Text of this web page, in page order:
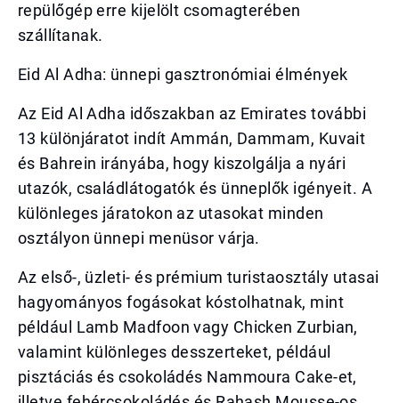
repülőgép erre kijelölt csomagterében
szállítanak.
Eid Al Adha: ünnepi gasztronómiai élmények
Az Eid Al Adha időszakban az Emirates további
13 különjáratot indít Ammán, Dammam, Kuvait
és Bahrein irányába, hogy kiszolgálja a nyári
utazók, családlátogatók és ünneplők igényeit. A
különleges járatokon az utasokat minden
osztályon ünnepi menüsor várja.
Az első-, üzleti- és prémium turistaosztály utasai
hagyományos fogásokat kóstolhatnak, mint
például Lamb Madfoon vagy Chicken Zurbian,
valamint különleges desszerteket, például
pisztáciás és csokoládés Nammoura Cake-et,